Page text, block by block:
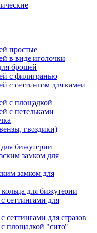
простые
в виде иголочки
брошей
с филигранью
с сеттингом для камеи
с площадкой
с петельками
гвоздики)
бижутерии
замком для
замком для
для бижутерии
сеттингами для
сеттингами для стразов
площадкой "сито"